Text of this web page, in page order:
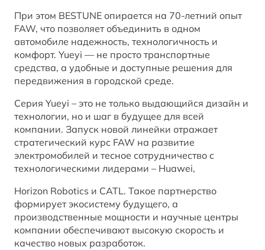
При этом BESTUNE опирается на 70-летний опыт
FAW, что позволяет объединить в одном
автомобиле надежность, технологичность и
комфорт. Yueyi — не просто транспортные
средства, а удобные и доступные решения для
передвижения в городской среде.
Серия Yueyi – это не только выдающийся дизайн и
технологии, но и шаг в будущее для всей
компании. Запуск новой линейки отражает
стратегический курс FAW на развитие
электромобилей и тесное сотрудничество с
технологическими лидерами – Huawei,
Horizon Robotics и CATL. Такое партнерство
формирует экосистему будущего, а
производственные мощности и научные центры
компании обеспечивают высокую скорость и
качество новых разработок.